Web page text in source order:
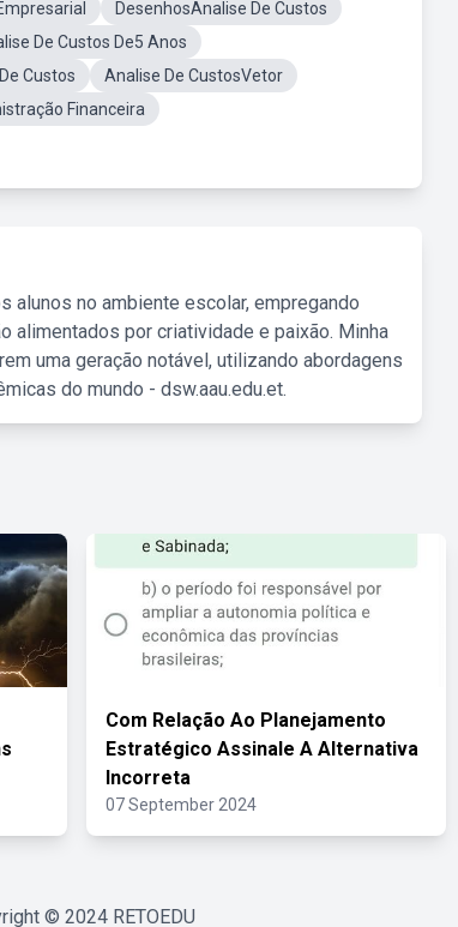
DesenhosAnalise De Custos
De Custos De5 Anos
Custos
Analise De CustosVetor
Financeira
alunos no ambiente escolar, empregando
alimentados por criatividade e paixão. Minha
uma geração notável, utilizando abordagens
do mundo - dsw.aau.edu.et.
Com Relação Ao Planejamento
Estratégico Assinale A Alternativa
Incorreta
07 September 2024
© 2024 RETOEDU